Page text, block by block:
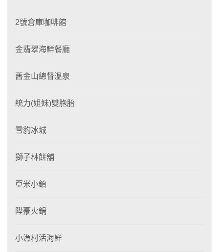
2號倉庫咖啡館
金翡翠海鮮餐廳
舊金山總督溫泉
統力(姐妹)雙胞胎
雪豹冰城
獅子林餅舖
亞米小鎮
陞豪火鍋
小漁村活海鮮